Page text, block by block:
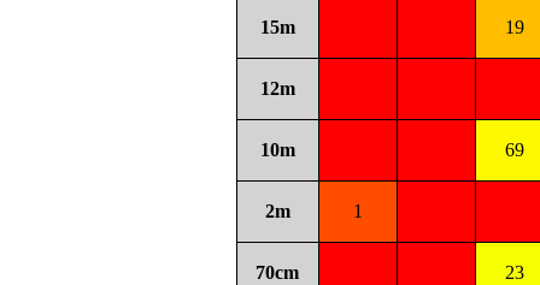
15m 19
12m
10m 69
2m 1
70cm 23